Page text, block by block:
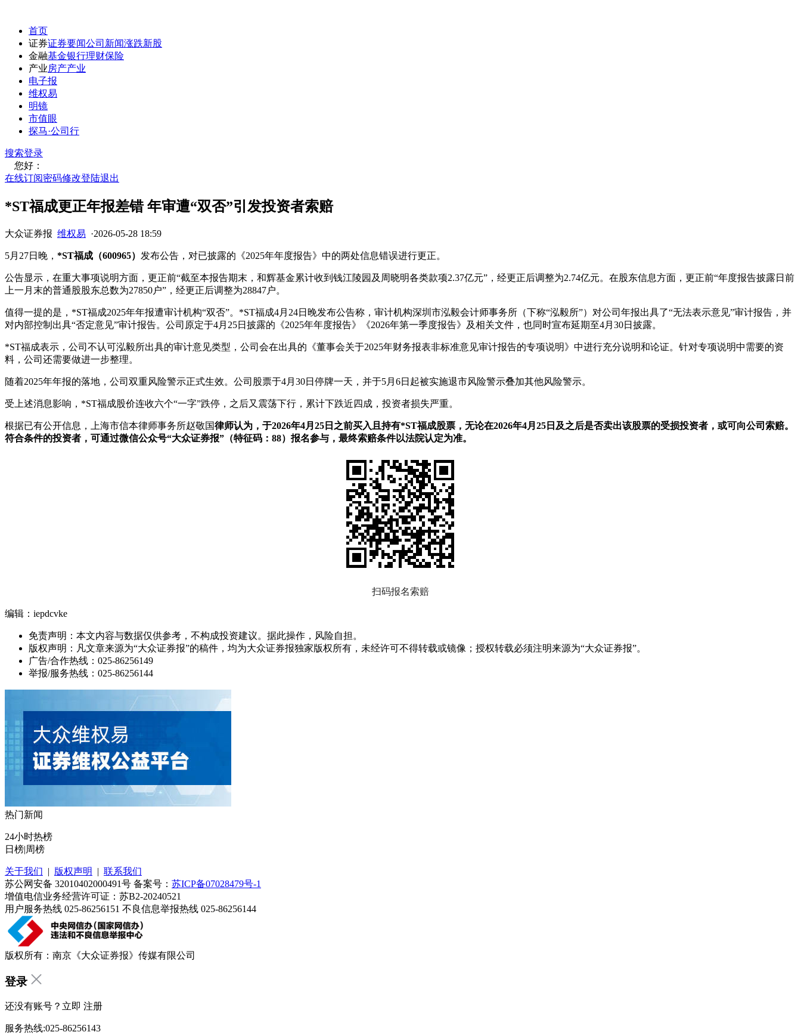
首页
证券证券要闻公司新闻涨跌新股
金融基金银行理财保险
产业房产产业
电子报
维权易
明镜
市值眼
探马·公司行
搜索登录
您好：
在线订阅密码修改登陆退出
*ST福成更正年报差错 年审遭“双否”引发投资者索赔
大众证券报 维权易 ·2026-05-28 18:59
5月27日晚， *ST福成（600965） 发布公告，对已披露的《2025年年度报告》中的两处信息错误进行更正。
公告显示，在重大事项说明方面，更正前“截至本报告期末，和辉基金累计收到钱江陵园及周晓明各类款项2.37亿元”，经更正后调整为2.74亿元。在股东信息方面，更正前“年度报告披露日前
上一月末的普通股股东总数为27850户”，经更正后调整为28847户。
值得一提的是，*ST福成2025年年报遭审计机构“双否”。*ST福成4月24日晚发布公告称，审计机构深圳市泓毅会计师事务所（下称“泓毅所”）对公司年报出具了“无法表示意见”审计报告，并
对内部控制出具“否定意见”审计报告。公司原定于4月25日披露的《2025年年度报告》《2026年第一季度报告》及相关文件，也同时宣布延期至4月30日披露。
*ST福成表示，公司不认可泓毅所出具的审计意见类型，公司会在出具的《董事会关于2025年财务报表非标准意见审计报告的专项说明》中进行充分说明和论证。针对专项说明中需要的资
料，公司还需要做进一步整理。
随着2025年年报的落地，公司双重风险警示正式生效。公司股票于4月30日停牌一天，并于5月6日起被实施退市风险警示叠加其他风险警示。
受上述消息影响，*ST福成股价连收六个“一字”跌停，之后又震荡下行，累计下跌近四成，投资者损失严重。
根据已有公开信息，上海市信本律师事务所赵敬国律师认为，于2026年4月25日之前买入且持有*ST福成股票，无论在2026年4月25日及之后是否卖出该股票的受损投资者，或可向公司索赔。
符合条件的投资者，可通过微信公众号“大众证券报”（特征码：88）报名参与，最终索赔条件以法院认定为准。
扫码报名索赔
编辑：iepdcvke
免责声明：本文内容与数据仅供参考，不构成投资建议。据此操作，风险自担。
版权声明：凡文章来源为“大众证券报”的稿件，均为大众证券报独家版权所有，未经许可不得转载或镜像；授权转载必须注明来源为“大众证券报”。
广告/合作热线：025-86256149
举报/服务热线：025-86256144
热门新闻
24小时热榜
日榜|周榜
关于我们 | 版权声明 | 联系我们
苏公网安备 32010402000491号 备案号： 苏ICP备07028479号-1
增值电信业务经营许可证：苏B2-20240521
用户服务热线 025-86256151 不良信息举报热线 025-86256144
版权所有：南京《大众证券报》传媒有限公司
登录
还没有账号？立即 注册
服务热线:025-86256143